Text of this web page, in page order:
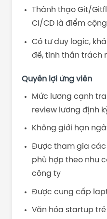
Thành thạo Git/
CI/CD là điểm
Có tư duy logic,
đề, tinh thần trách
Quyền lợi ứng viên
Mức lương cạnh
review lương định
Không giới hạn
Được tham gia
phù hợp theo nhu
công ty
Được cung cấp
Văn hóa startup